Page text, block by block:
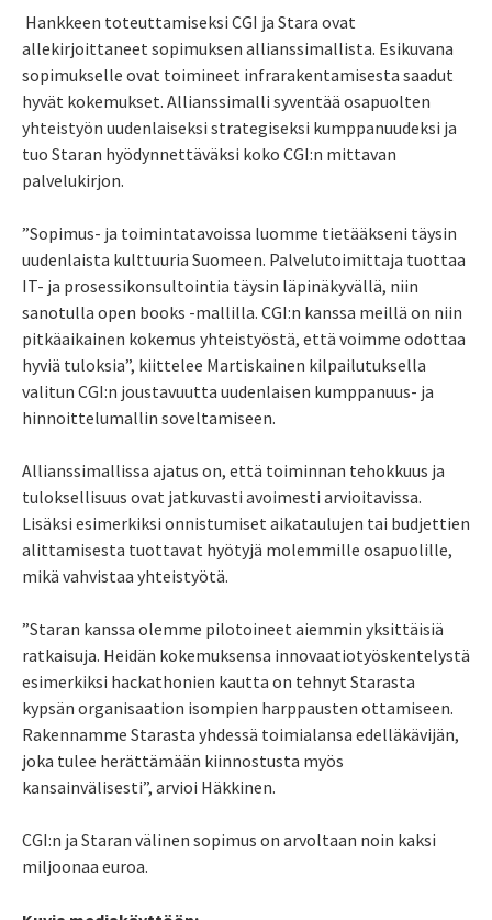
Hankkeen toteuttamiseksi CGI ja Stara ovat
allekirjoittaneet sopimuksen allianssimallista. Esikuvana
sopimukselle ovat toimineet infrarakentamisesta saadut
hyvät kokemukset. Allianssimalli syventää osapuolten
yhteistyön uudenlaiseksi strategiseksi kumppanuudeksi ja
tuo Staran hyödynnettäväksi koko CGI:n mittavan
palvelukirjon.
”Sopimus- ja toimintatavoissa luomme tietääkseni täysin
uudenlaista kulttuuria Suomeen. Palvelutoimittaja tuottaa
IT- ja prosessikonsultointia täysin läpinäkyvällä, niin
sanotulla open books -mallilla. CGI:n kanssa meillä on niin
pitkäaikainen kokemus yhteistyöstä, että voimme odottaa
hyviä tuloksia”, kiittelee Martiskainen kilpailutuksella
valitun CGI:n joustavuutta uudenlaisen kumppanuus- ja
hinnoittelumallin soveltamiseen.
Allianssimallissa ajatus on, että toiminnan tehokkuus ja
tuloksellisuus ovat jatkuvasti avoimesti arvioitavissa.
Lisäksi esimerkiksi onnistumiset aikataulujen tai budjettien
alittamisesta tuottavat hyötyjä molemmille osapuolille,
mikä vahvistaa yhteistyötä.
”Staran kanssa olemme pilotoineet aiemmin yksittäisiä
ratkaisuja. Heidän kokemuksensa innovaatiotyöskentelystä
esimerkiksi hackathonien kautta on tehnyt Starasta
kypsän organisaation isompien harppausten ottamiseen.
Rakennamme Starasta yhdessä toimialansa edelläkävijän,
joka tulee herättämään kiinnostusta myös
kansainvälisesti”, arvioi Häkkinen.
CGI:n ja Staran välinen sopimus on arvoltaan noin kaksi
miljoonaa euroa.